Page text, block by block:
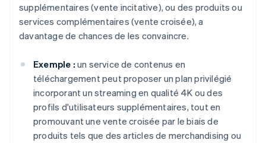
supplémentaires (vente incitative), ou des produits ou
services complémentaires (vente croisée), a
davantage de chances de les convaincre.
Exemple : un service de contenus en
téléchargement peut proposer un plan privilégié
incorporant un streaming en qualité 4K ou des
profils d'utilisateurs supplémentaires, tout en
promouvant une vente croisée par le biais de
produits tels que des articles de merchandising ou